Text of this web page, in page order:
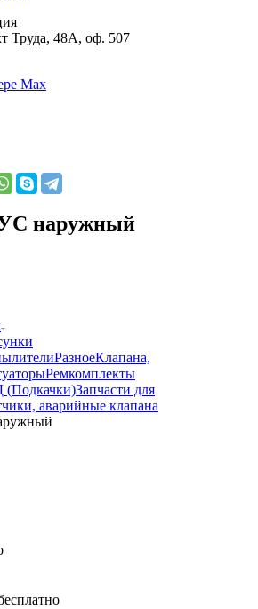
Труда, 48А, оф. 507
Max
наружный
РазноеКлапана,
Ремкомплекты
Запчасти для
аварийные клапана